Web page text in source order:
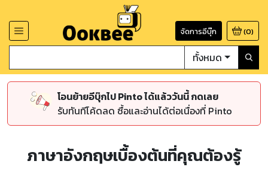
จัดการอีบุ๊ก (0)
ทั้งหมด
โอนย้ายอีบุ๊กไป Pinto ได้แล้ววันนี้ กดเลย
รับทันทีโค้ดลด ซื้อและอ่านได้ต่อเนื่องที่ Pinto
ภาษาอังกฤษเบื้องต้นที่คุณต้องรู้